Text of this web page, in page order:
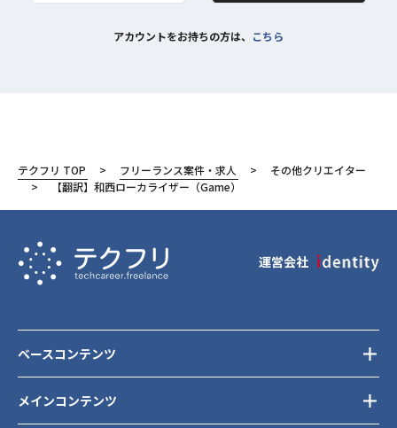
アカウントをお持ちの方は、 こちら
テクフリ TOP フリーランス案件・求人
その他クリエイター
【翻訳】和西ローカライザー（Game）
運営会社
メインコンテンツ
ベースコンテンツ